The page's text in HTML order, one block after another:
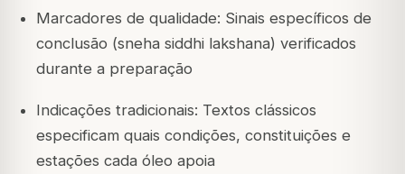
Marcadores de qualidade: Sinais específicos de
conclusão (sneha siddhi lakshana) verificados
durante a preparação
Indicações tradicionais: Textos clássicos
especificam quais condições, constituições e
estações cada óleo apoia